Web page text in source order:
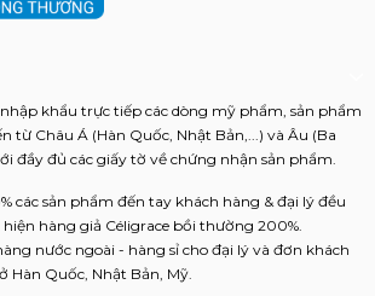
khẩu trực tiếp các dòng mỹ phẩm, sản phẩm
từ Châu Á (Hàn Quốc, Nhật Bản,...) và Âu (Ba
đầy đủ các giấy tờ về chứng nhận sản phẩm.
các sản phẩm đến tay khách hàng & đại lý đều
hàng giả Céligrace bồi thường 200%.
nước ngoài - hàng sỉ cho đại lý và đơn khách
Hàn Quốc, Nhật Bản, Mỹ.